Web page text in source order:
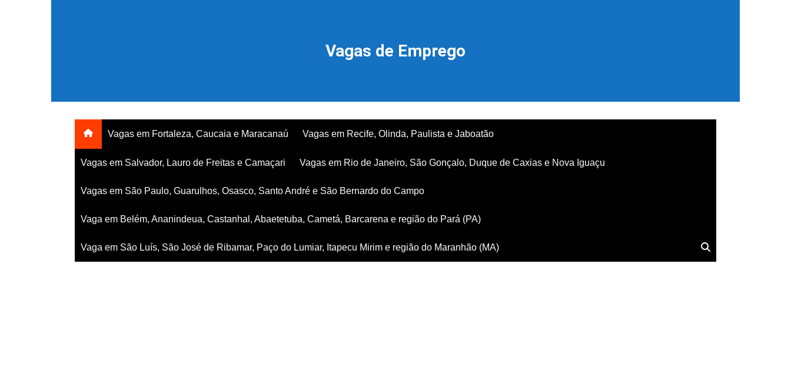
Vagas de Emprego
Vagas em Fortaleza, Caucaia e Maracanaú Vagas em Recife, Olinda, Paulista e Jaboatão
Vagas em Salvador, Lauro de Freitas e Camaçari Vagas em Rio de Janeiro, São Gonçalo, Duque de Caxias e Nova Iguaçu
Vagas em São Paulo, Guarulhos, Osasco, Santo André e São Bernardo do Campo
Vaga em Belém, Ananindeua, Castanhal, Abaetetuba, Cametá, Barcarena e região do Pará (PA)
Vaga em São Luís, São José de Ribamar, Paço do Lumiar, Itapecu Mirim e região do Maranhão (MA)